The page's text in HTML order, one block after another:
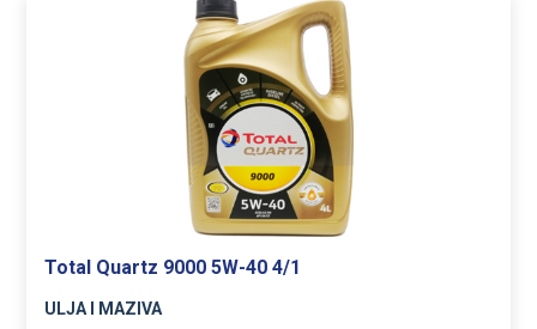
Total Quartz 9000 5W-40 4/1
ULJA I MAZIVA